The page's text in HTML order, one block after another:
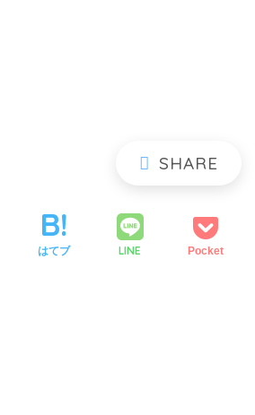
はてブ LINE Pocket